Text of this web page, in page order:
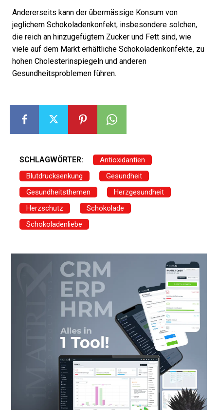
Andererseits kann der übermässige Konsum von
jeglichem Schokoladenkonfekt, insbesondere solchen,
die reich an hinzugefügtem Zucker und Fett sind, wie
viele auf dem Markt erhältliche Schokoladenkonfekte, zu
hohen Cholesterinspiegeln und anderen
Gesundheitsproblemen führen.
SCHLAGWÖRTER:
Antioxidantien
Blutdrucksenkung
Gesundheit
Gesundheitsthemen
Herzgesundheit
Herzschutz
Schokolade
Schokoladenliebe